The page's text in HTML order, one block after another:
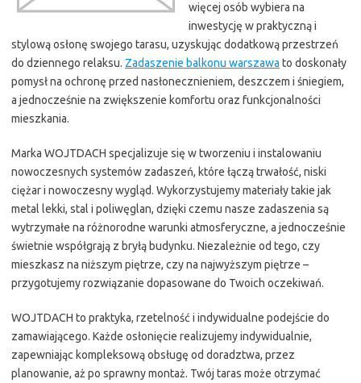
więcej osób wybiera na
inwestycję w praktyczną i
stylową osłonę swojego tarasu, uzyskując dodatkową przestrzeń
do dziennego relaksu. Zadaszenie balkonu warszawa to doskonały
pomysł na ochronę przed nasłonecznieniem, deszczem i śniegiem,
a jednocześnie na zwiększenie komfortu oraz funkcjonalności
mieszkania.
Marka WOJTDACH specjalizuje się w tworzeniu i instalowaniu
nowoczesnych systemów zadaszeń, które łączą trwałość, niski
ciężar i nowoczesny wygląd. Wykorzystujemy materiały takie jak
metal lekki, stal i poliwęglan, dzięki czemu nasze zadaszenia są
wytrzymałe na różnorodne warunki atmosferyczne, a jednocześnie
świetnie współgrają z bryłą budynku. Niezależnie od tego, czy
mieszkasz na niższym piętrze, czy na najwyższym piętrze –
przygotujemy rozwiązanie dopasowane do Twoich oczekiwań.
WOJTDACH to praktyka, rzetelność i indywidualne podejście do
zamawiającego. Każde osłonięcie realizujemy indywidualnie,
zapewniając kompleksową obsługę od doradztwa, przez
planowanie, aż po sprawny montaż. Twój taras może otrzymać